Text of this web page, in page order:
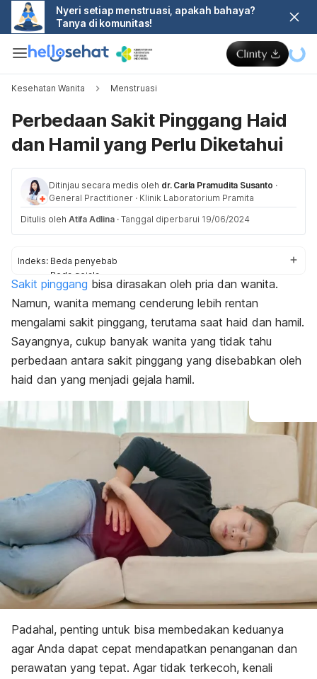
Nyeri setiap menstruasi, apakah bahaya?
Tanya di komunitas!
Kesehatan Wanita Menstruasi
Perbedaan Sakit Pinggang Haid
dan Hamil yang Perlu Diketahui
Ditinjau secara medis oleh dr. Carla Pramudita Susanto ·
General Practitioner · Klinik Laboratorium Pramita
Ditulis oleh Atifa Adlina · Tanggal diperbarui 19/06/2024
Indeks: Beda penyebab
Beda gejala
Cara mengatasi
Sakit pinggang bisa dirasakan oleh pria dan wanita.
Namun, wanita memang cenderung lebih rentan
mengalami sakit pinggang, terutama saat haid dan hamil.
Sayangnya, cukup banyak wanita yang tidak tahu
perbedaan antara sakit pinggang yang disebabkan oleh
haid dan yang menjadi gejala hamil.
Padahal, penting untuk bisa membedakan keduanya
agar Anda dapat cepat mendapatkan penanganan dan
perawatan yang tepat. Agar tidak terkecoh, kenali